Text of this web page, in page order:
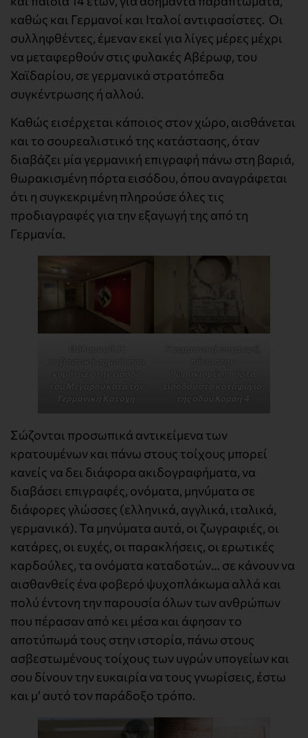
καθώς και Γερμανοί και Ιταλοί αντιφασίστες. Οι
συλληφθέντες, έμεναν εκεί για λίγες μέρες μέχρι
να μεταφερθούν στις φυλακές Αβέρωφ, του
Χαϊδαρίου, σε γερμανικά στρατόπεδα
συγκέντρωσης ή αλλού.
Καθώς εισέρχεται κάποιος στον χώρο, αισθάνεται
και το σουρεαλιστικό της κατάστασης, όταν
διαβάζει μία γερμανική επιγραφή πάνω στη βαριά,
θωρακισμένη πόρτα εισόδου, όπου αναγράφεται
ότι η συγκεκριμένη πληρούσε όλες τις
προδιαγραφές για την εξαγωγή της από τη
Γερμανία.
ναζισστική σημαία που
κυμάτιζε στην είσοδο
του Μεγάρου κατά την
Γερμανική Κατοχή
πάνω στην
θωρακισμένη πόρτα
εισόδου στο καταφύγιο
της οδού Κοραή 4
Σώζονται προσωπικά αντικείμενα των
κρατουμένων και πάνω στους τοίχους μπορεί
κανείς να δει διάφορα ακιδογραφήματα, να
διαβάσει επιγραφές, ονόματα, μηνύματα σε
διάφορες γλώσσες (ελληνικά, αγγλικά, ιταλικά,
γερμανικά). Τα μηνύματα αυτά, οι ζωγραφιές, οι
κατάρες, οι ευχές, οι παρακλήσεις, οι ερωτικές
καρδούλες, τα ονόματα καταδοτών… σε κάνουν να
αισθανθείς ένα φοβερό ψυχοπλάκωμα αλλά και
πολύ έντονη την παρουσία όλων των ανθρώπων
που πέρασαν από κει μέσα και άφησαν το
αποτύπωμά τους στην ιστορία, πάνω στους
ασβεστωμένους τοίχους των υγρών υπογείων και
σου δίνουν την ευκαιρία να τους γνωρίσεις, έστω
και μ’ αυτό τον παράδοξο τρόπο.